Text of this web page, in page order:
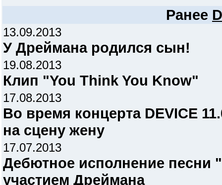
Ранее
13.09.2013
У Дреймана родился сын!
19.08.2013
Клип "You Think You Know"
17.08.2013
Во время концерта DEVICE
на сцену жену
17.07.2013
Дебютное исполнение песни
участием Дреймана